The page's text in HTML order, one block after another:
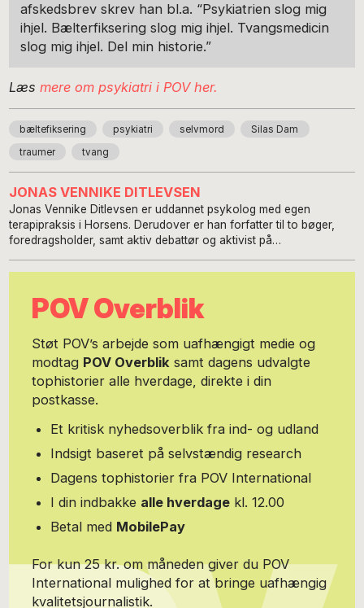
afskedsbrev skrev han bl.a. “Psykiatrien slog mig
ihjel. Bælterfiksering slog mig ihjel. Tvangsmedicin
slog mig ihjel. Del min historie.”
Læsmere om psykiatri i POV her.
bæltefiksering psykiatri selvmord Silas Dam
traumer tvang
JONAS VENNIKE DITLEVSEN
Jonas Vennike Ditlevsen er uddannet psykolog med egen
terapipraksis i Horsens. Derudover er han forfatter til to bøger,
foredragsholder, samt aktiv debattør og aktivist på
POV Overblik
Støt POV’s arbejde som uafhængigt medie og
modtag POV Overblik samt dagens udvalgte
tophistorier alle hverdage, direkte i din
postkasse.
Et kritisk nyhedsoverblik fra ind- og udland
Indsigt baseret på selvstændig research
Dagens tophistorier fra POV International
I din indbakke alle hverdage kl. 12.00
Betal med MobilePay
For kun 25 kr. om måneden giver du POV
International mulighed for at bringe uafhængig
kvalitetsjournalistik.